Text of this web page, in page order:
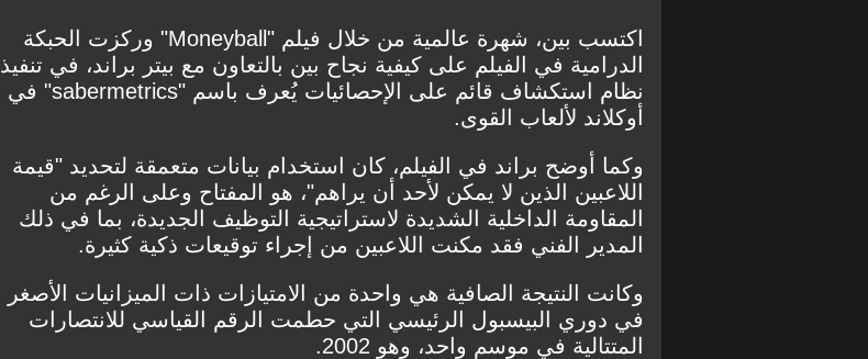
اكتسب بين، شهرة عالمية من خلال فيلم "Moneyball" وركزت الحبكة
الدرامية في الفيلم على كيفية نجاح بين بالتعاون مع بيتر براند، في تنفيذ
نظام استكشاف قائم على الإحصائيات يُعرف باسم "sabermetrics" في
أوكلاند لألعاب القوى.
وكما أوضح براند في الفيلم، كان استخدام بيانات متعمقة لتحديد "قيمة
اللاعبين الذين لا يمكن لأحد أن يراهم"، هو المفتاح وعلى الرغم من
المقاومة الداخلية الشديدة لاستراتيجية التوظيف الجديدة، بما في ذلك
المدير الفني فقد مكنت اللاعبين من إجراء توقيعات ذكية كثيرة.
وكانت النتيجة الصافية هي واحدة من الامتيازات ذات الميزانيات الأصغر
في دوري البيسبول الرئيسي التي حطمت الرقم القياسي للانتصارات
المتتالية في موسم واحد، وهو 2002.